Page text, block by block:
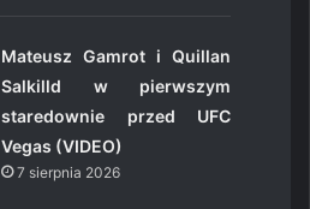
Mateusz Gamrot i Quillan
Salkilld w pierwszym
staredownie przed UFC
Vegas (VIDEO)
7 sierpnia 2026